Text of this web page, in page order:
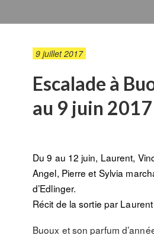
9 juillet 2017
Escalade à
au 9 juin
Du 9 au 12 juin, Laurent,
Angel, Pierre et Sylvia
d’Edlinger.
Récit de la sortie par Laurent
Buoux et son parfum